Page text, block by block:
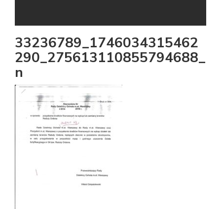
33236789_1746034315462
290_275613110855794688_
n